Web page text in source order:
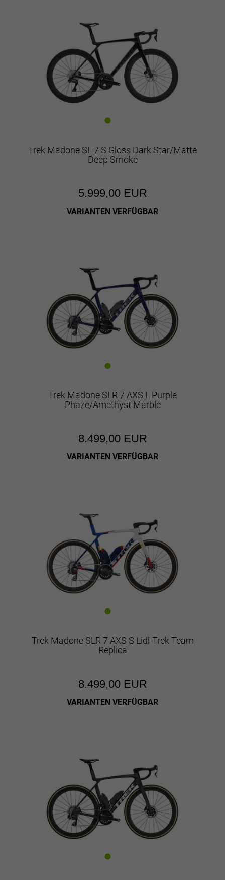
Trek Madone SL 7 S Gloss Dark Star/Matte
Deep Smoke
5.999,00 EUR
VARIANTEN VERFÜGBAR
Trek Madone SLR 7 AXS L Purple
Phaze/Amethyst Marble
8.499,00 EUR
VARIANTEN VERFÜGBAR
Trek Madone SLR 7 AXS S Lidl-Trek Team
Replica
8.499,00 EUR
VARIANTEN VERFÜGBAR